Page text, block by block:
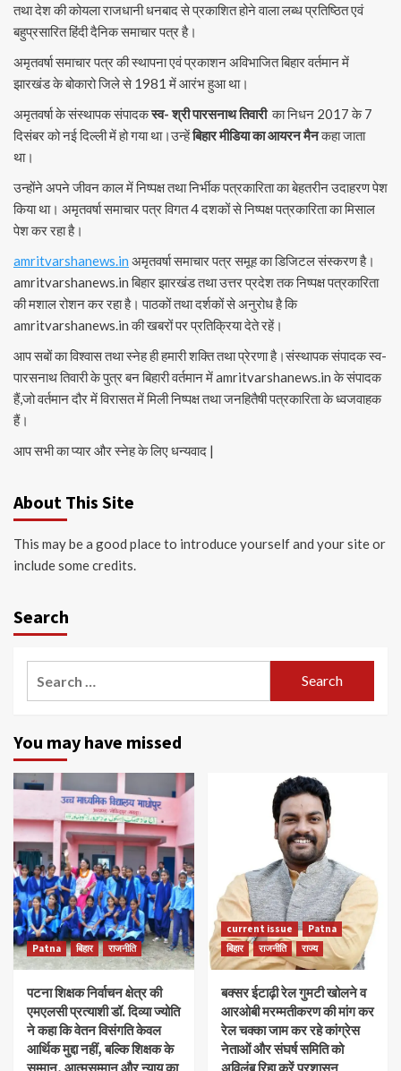
तथा देश की कोयला राजधानी धनबाद से प्रकाशित होने वाला लब्ध प्रतिष्ठित एवं
बहुप्रसारित हिंदी दैनिक समाचार पत्र है।
अमृतवर्षा समाचार पत्र की स्थापना एवं प्रकाशन अविभाजित बिहार वर्तमान में
झारखंड के बोकारो जिले से 1981 में आरंभ हुआ था।
अमृतवर्षा के संस्थापक संपादकस्व- श्री पारसनाथ तिवारीका निधन 2017 के 7
दिसंबर को नई दिल्ली में हो गया था।उन्हेंबिहार मीडिया का आयरन मैनकहा जाता
था।
उन्होंने अपने जीवन काल में निष्पक्ष तथा निर्भीक पत्रकारिता का बेहतरीन उदाहरण पेश
किया था। अमृतवर्षा समाचार पत्र विगत 4 दशकों से निष्पक्ष पत्रकारिता का मिसाल
पेश कर रहा है।
amritvarshanews.in अमृतवर्षा समाचार पत्र समूह का डिजिटल संस्करण है।
amritvarshanews.in बिहार झारखंड तथा उत्तर प्रदेश तक निष्पक्ष पत्रकारिता
की मशाल रोशन कर रहा है। पाठकों तथा दर्शकों से अनुरोध है कि
amritvarshanews.in की खबरों पर प्रतिक्रिया देते रहें।
आप सबों का विश्वास तथा स्नेह ही हमारी शक्ति तथा प्रेरणा है।संस्थापक संपादक स्व-
पारसनाथ तिवारी के पुत्र बन बिहारी वर्तमान में amritvarshanews.in के संपादक
हैं,जो वर्तमान दौर में विरासत में मिली निष्पक्ष तथा जनहितैषी पत्रकारिता के ध्वजवाहक
हैं।
आप सभी का प्यार और स्नेह के लिए धन्यवाद |
About This Site
This may be a good place to introduce yourself and your site or
include some credits.
Search
You may have missed
Patna बिहार राजनीति
पटना शिक्षक निर्वाचन क्षेत्र की
एमएलसी प्रत्याशी डॉ. दिव्या ज्योति
ने कहा कि वेतन विसंगति केवल
आर्थिक मुद्दा नहीं, बल्कि शिक्षक के
सम्मान, आत्मसम्मान और न्याय का
current issue
Patna
बिहार
राजनीति राज्य
बक्सर ईटाढ़ी रेल गुमटी खोलने व
आरओबी मरम्मतीकरण की मांग कर
रेल चक्का जाम कर रहे कांग्रेस
नेताओं और संघर्ष समिति को
अविलंब रिहा करें प्रशासन